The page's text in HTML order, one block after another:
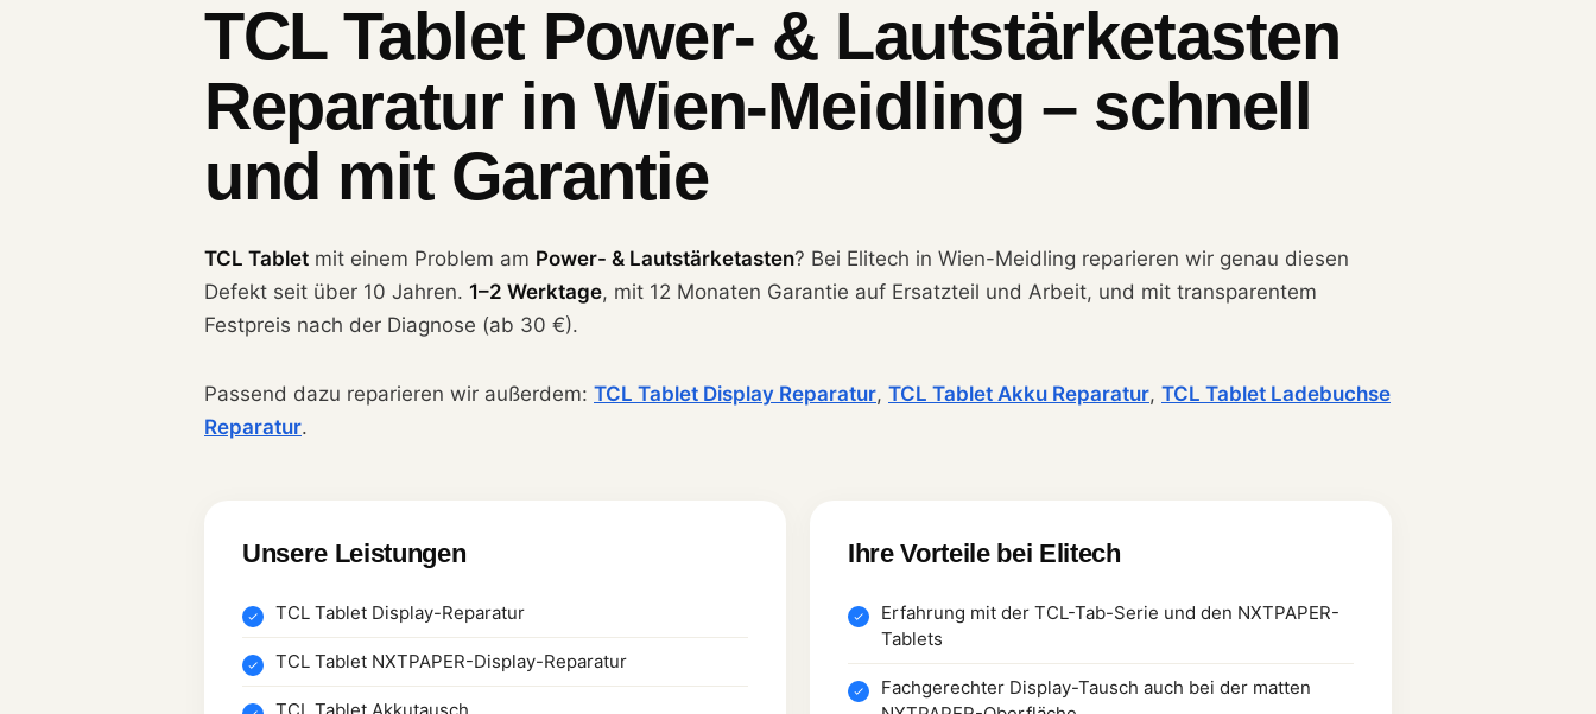
TCL Tablet Power- & Lautstärketasten
Reparatur in Wien-Meidling – schnell
und mit Garantie
TCL Tablet mit einem Problem am Power- & Lautstärketasten? Bei Elitech in Wien-Meidling reparieren wir genau diesen
Defekt seit über 10 Jahren. 1–2 Werktage, mit 12 Monaten Garantie auf Ersatzteil und Arbeit, und mit transparentem
Festpreis nach der Diagnose (ab 30 €).
Passend dazu reparieren wir außerdem: TCL Tablet Display Reparatur, TCL Tablet Akku Reparatur, TCL Tablet Ladebuchse
Reparatur.
Unsere Leistungen
TCL Tablet Display-Reparatur
TCL Tablet NXTPAPER-Display-Reparatur
Ihre Vorteile bei Elitech
Erfahrung mit der TCL-Tab-Serie und den NXTPAPER-
Tablets
Fachgerechter Display-Tausch auch bei der matten